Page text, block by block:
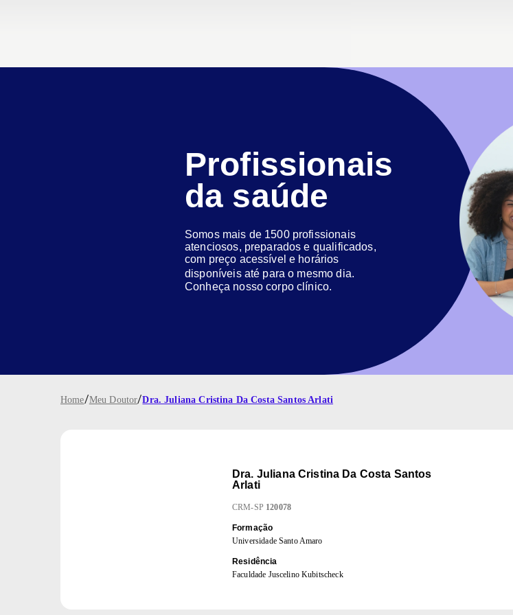
Profissionais
da saúde
Somos mais de 1500 profissionais
atenciosos, preparados e qualificados,
com preço acessível e horários
disponíveis até para o mesmo dia.
Conheça nosso corpo clínico.
Home/Meu Doutor/Dra. Juliana Cristina Da Costa Santos Arlati
Dra. Juliana Cristina Da Costa Santos
Arlati
CRM-SP 120078
Formação
Universidade Santo Amaro
Residência
Faculdade Juscelino Kubitscheck